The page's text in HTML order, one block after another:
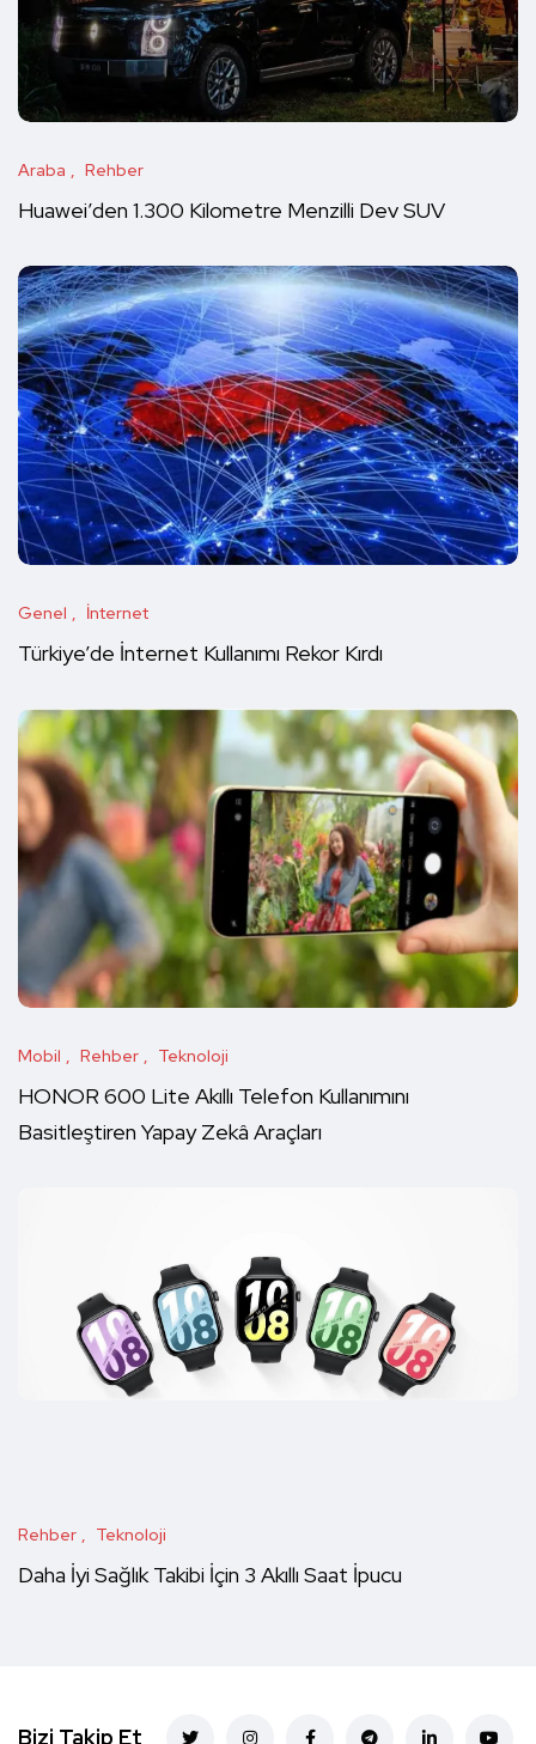
Araba Rehber
Huawei’den 1.300 Kilometre Menzilli Dev SUV
Genel İnternet
Türkiye’de İnternet Kullanımı Rekor Kırdı
Mobil Rehber Teknoloji
HONOR 600 Lite Akıllı Telefon Kullanımını
Basitleştiren Yapay Zekâ Araçları
Rehber Teknoloji
Daha İyi Sağlık Takibi İçin 3 Akıllı Saat İpucu
Bizi Takip Et